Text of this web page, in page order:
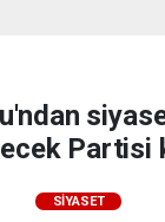
Partisi
SİYASET